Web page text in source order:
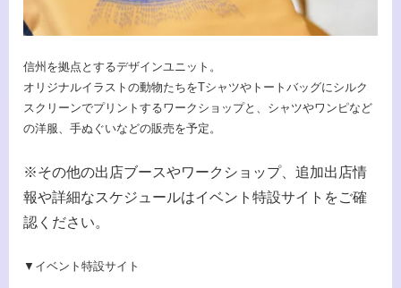
信州を拠点とするデザインユニット。
オリジナルイラストの動物たちをTシャツやトートバッグにシルク
スクリーンでプリントするワークショップと、シャツやワンピなど
の洋服、手ぬぐいなどの販売を予定。
※その他の出店ブースやワークショップ、追加出店情
報や詳細なスケジュールはイベント特設サイトをご確
認ください。
▼イベント特設サイト